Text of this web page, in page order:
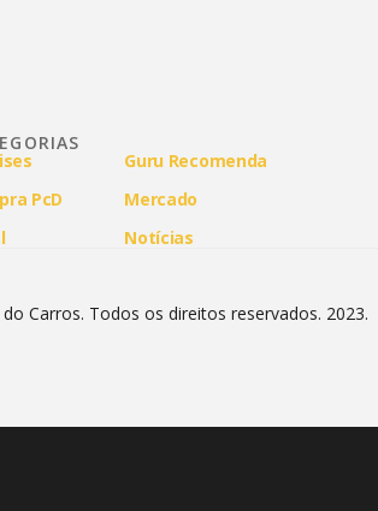
PcD
Guru Recomenda
Mercado
Notícias
do Carros. Todos os direitos reservados. 2023.